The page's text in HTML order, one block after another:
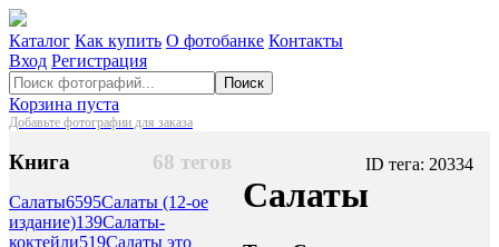
Каталог Как купить О фотобанке Контакты
Вход Регистрация
Поиск
Корзина пуста
Добавьте фотографии для заказа
68 тегов
Книга
Салаты6595Салаты (12-ое
издание)139Салаты-
коктейли519Салаты это
ID тега: 20334
Салаты